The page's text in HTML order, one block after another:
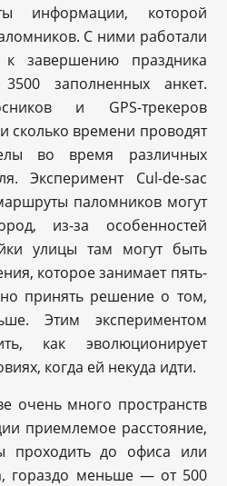
информации, которой
С ними работали
завершению праздника
заполненных анкет.
и GPS-трекеров
сколько времени проводят
во время различных
Эксперимент Cul-de-sac
паломников могут
из-за особенностей
улицы там могут быть
которое занимает пять-
принять решение о том,
Этим экспериментом
как эволюционирует
когда ей некуда идти.
очень много пространств
приемлемое расстояние,
проходить до офиса или
гораздо меньше — от 500